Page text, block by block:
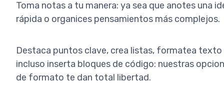
Toma notas a tu manera: ya sea que anotes una
rápida o organices pensamientos más complejos.
Destaca puntos clave, crea listas, formatea texto
incluso inserta bloques de código: nuestras
de formato te dan total libertad.